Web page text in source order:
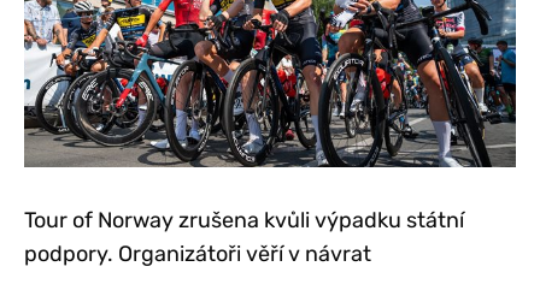
Tour of Norway zrušena kvůli výpadku státní
podpory. Organizátoři věří v návrat